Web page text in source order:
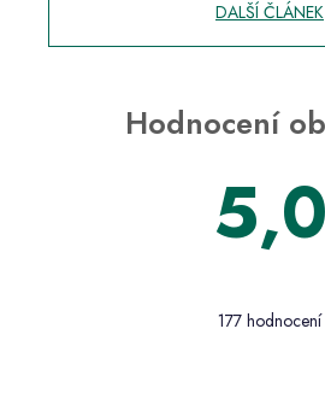
DALŠÍ ČLÁNEK
Hodnocení
5,0
obchodu
177 hodnocení